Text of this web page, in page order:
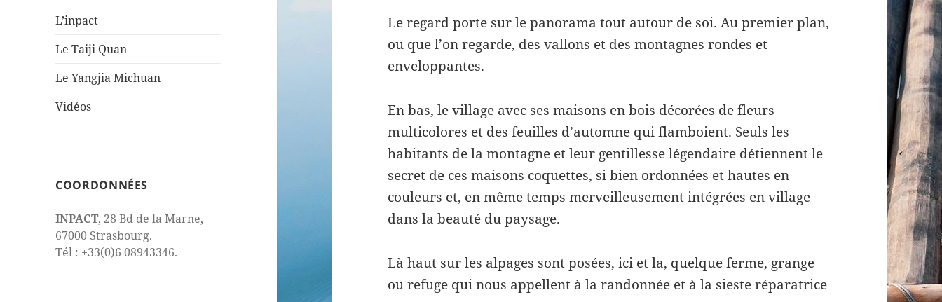
L’inpact
Le Taiji Quan
Le Yangjia Michuan
Vidéos
COORDONNÉES
INPACT, 28 Bd de la Marne,
67000 Strasbourg.
Tél : +33(0)6 08943346.
Le regard porte sur le panorama tout autour de soi. Au premier plan,
ou que l’on regarde, des vallons et des montagnes rondes et
enveloppantes.
En bas, le village avec ses maisons en bois décorées de fleurs
multicolores et des feuilles d’automne qui flamboient. Seuls les
habitants de la montagne et leur gentillesse légendaire détiennent le
secret de ces maisons coquettes, si bien ordonnées et hautes en
couleurs et, en même temps merveilleusement intégrées en village
dans la beauté du paysage.
Là haut sur les alpages sont posées, ici et la, quelque ferme, grange
ou refuge qui nous appellent à la randonnée et à la sieste réparatrice